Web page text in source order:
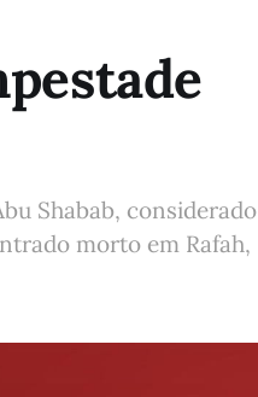
Shabab, considerado
morto em Rafah,